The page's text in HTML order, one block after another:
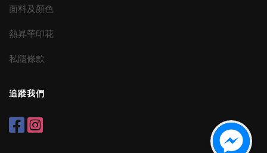
面料及顏色
熱昇華印花
私隱條款
追蹤我們